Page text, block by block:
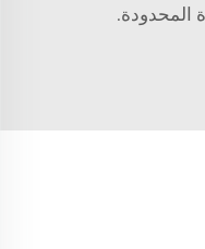
المحدودة.